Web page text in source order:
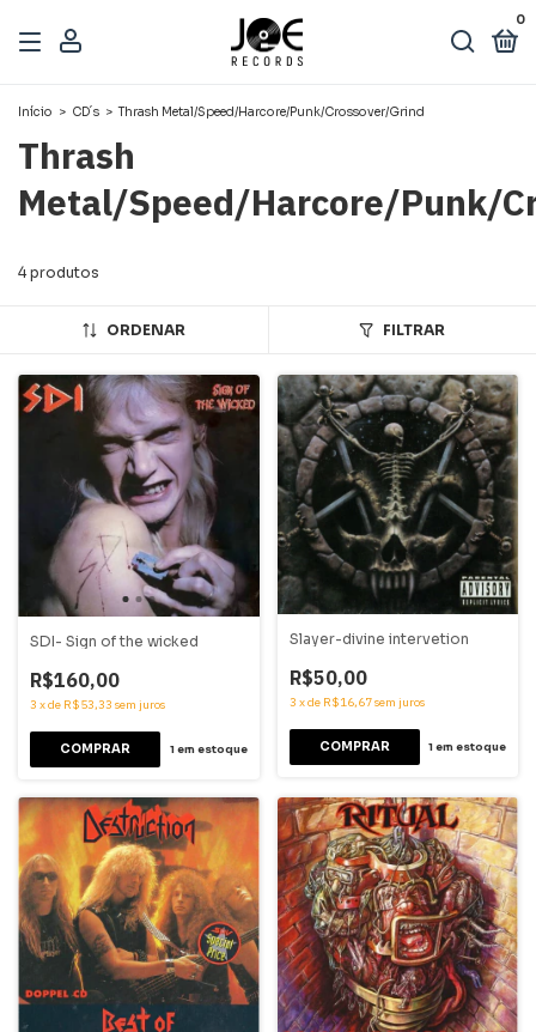
0
Início > CD´s > Thrash Metal/Speed/Harcore/Punk/Crossover/Grind
Thrash
Metal/Speed/Harcore/Punk/
4 produtos
ORDENAR FILTRAR
SDI- Sign of the wicked
R$160,00
3 xde R$53,33 sem juros
1em estoque
Slayer-divine intervetion
R$50,00
3 xde R$16,67sem juros
1em estoque